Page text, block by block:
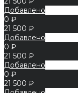
Добавлено
0 ₽
21 500 ₽
Добавлено
0 ₽
21 500 ₽
Добавлено
0 ₽
21 500 ₽